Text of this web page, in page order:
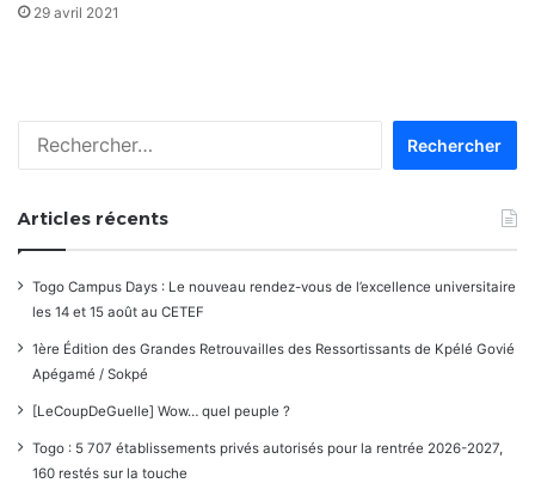
29 avril 2021
Articles récents
Togo Campus Days : Le nouveau rendez-vous de l’excellence universitaire
les 14 et 15 août au CETEF
1ère Édition des Grandes Retrouvailles des Ressortissants de Kpélé Govié
Apégamé / Sokpé
[LeCoupDeGuelle] Wow… quel peuple ?
Togo : 5 707 établissements privés autorisés pour la rentrée 2026-2027,
160 restés sur la touche